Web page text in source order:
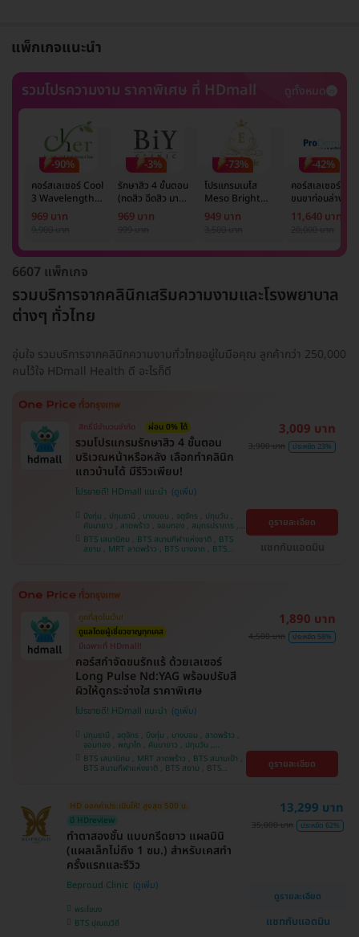
แพ็กเกจแนะนำ
รวมโปรความงาม ราคาพิเศษ ที่ HDmall
ดูทั้งหมด
-90%
คอร์สเลเซอร์ Cool
3 Wavelength
Diode กำจัดขน
รักแร้ 1 ปี 12 ครั้ง
969 บาท
-3%
รักษาสิว 4 ขั้นตอน
(กดสิว ฉีดสิว มาส์ก
หน้า และฉายแสง)
1 ครั้ง
969 บาท
-73%
โปรแกรมเมโส
Meso Bright
จำนวนซีซีขึ้นอยู่กับ
แพทย์ประเมิน เพื่อ
ครั้ง
949 บาท
-42%
คอร์สเลเซอร์กำจั
ขนขาท่อนล่าง 2
ข้าง 5 ครั้ง ด้วย
เลเซอร์
11,640 บาท
6607 แพ็กเกจ
รวมบริการจากคลินิกเสริมความงามและโรงพยาบาล
ต่างๆ ทั่วไทย
อุ่นใจ รวมบริการจากคลินิกความงามทั่วไทยอยู่ในมือคุณ ลูกค้ากว่า 250,000
คนไว้ใจ HDmall Health ดี อะไรก็ดี
สิทธิ์มีจำนวนจำกัด ผ่อน 0% ได้
รวมโปรแกรมรักษาสิว 4 ขั้นตอน
บริเวณหน้าหรือหลัง เลือกทำคลินิก
แถวบ้านได้ มีรีวิวเพียบ!
โปรขายดี! HDmall แนะนำ
บึงกุ่ม , ปทุมธานี , บางบอน , จตุจักร , ปทุมวัน ,
คันนายาว , ลาดพร้าว , จอมทอง , สมุทรปราการ ,
พระโขนง , พญาไท , ราษฎร์บูรณะ , หนองแขม ,
ภาษีเจริญ , บางรัก , ราชเทวี , บางนา , บริการถึง
บ้าน , คลองเตย , ตลิ่งชัน
BTS เสนานิคม , BTS สนามกีฬาแห่งชาติ , BTS
สยาม , MRT ลาดพร้าว , BTS บางจาก , BTS
3,009 บาท
3,900 บาท ประหยัด 23%
ดูรายละเอียด
แชทกับแอดมิน
ถูกที่สุดในเว็บ!
ดูแลโดยผู้เชี่ยวชาญทุกเคส
มีเฉพาะที่ HDmall!
คอร์สกำจัดขนรักแร้ ด้วยเลเซอร์
Long Pulse Nd:YAG พร้อมปรับสี
ผิวให้ดูกระจ่างใส ราคาพิเศษ
โปรขายดี! HDmall แนะนำ
ปทุมธานี , จตุจักร , บึงกุ่ม , บางบอน , ลาดพร้าว ,
จอมทอง , พญาไท , คันนายาว , ปทุมวัน ,
สมุทรปราการ , ราษฎร์บูรณะ , พระโขนง , บางรัก ,
บริการถึงบ้าน , ภาษีเจริญ , ราชเทวี , หนองแขม ,
บางนา , คลองเตย , ตลิ่งชัน
BTS เสนานิคม , MRT ลาดพร้าว , BTS สนามเป้า ,
BTS สนามกีฬาแห่งชาติ , BTS สยาม , BTS
สะพานควาย
1,890 บาท
4,500 บาท ประหยัด 58%
ดูรายละเอียด
HD ออกค่าประเมินให้! สูงสุด 500 บ.
มี HDreview
ทำตาสองชั้น แบบกรีดยาว แผลมินิ
(แผลเล็กไม่ถึง 1 ซม.) สำหรับเคสทำ
ครั้งแรกและรีวิว
Beproud Clinic
พระโขนง
BTS ปุณณวิถี
13,299 บาท
35,000 บาท ประหยัด 62%
ดูรายละเอียด
แชทกับแอดมิน